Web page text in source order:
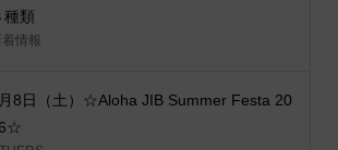
種類
情報
8日（土）☆Aloha JIB Summer Festa 20